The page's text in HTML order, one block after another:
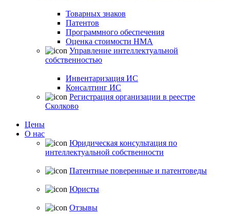
Товарных знаков
Патентов
Программного обеспечения
Оценка стоимости НМА
Управление интеллектуальной
собственностью
Инвентаризация ИС
Консалтинг ИС
Регистрация организации в реестре
Сколково
Цены
О нас
Юридическая консультация по
интеллектуальной собственности
Патентные поверенные и патентоведы
Юристы
Отзывы